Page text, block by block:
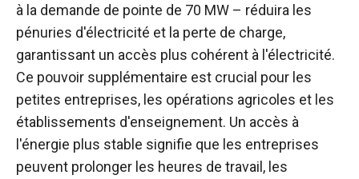
à la demande de pointe de 70 MW – réduira les
pénuries d'électricité et la perte de charge,
garantissant un accès plus cohérent à l'électricité.
Ce pouvoir supplémentaire est crucial pour les
petites entreprises, les opérations agricoles et les
établissements d'enseignement. Un accès à
l'énergie plus stable signifie que les entreprises
peuvent prolonger les heures de travail, les